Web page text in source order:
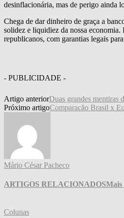
desinflacionária, mas de perigo ainda
Chega de dar dinheiro de graça a
solidez e liquidiez da nossa economia.
republicanos, com garantias legais
- PUBLICIDADE -
Artigo anteriorDuas grandes mentiras
Próximo artigoComparação Brasil x
Mário César Pacheco
ARTIGOS RELACIONADOSMais
Colunas